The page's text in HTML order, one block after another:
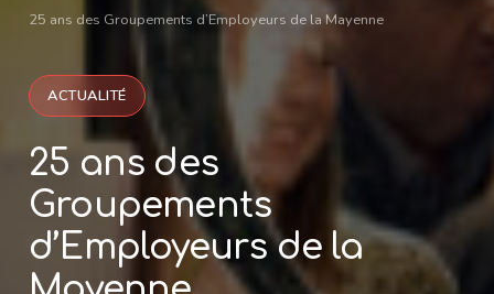
25 ans des Groupements d’Employeurs de la Mayenne
ACTUALITÉ
25 ans des
Groupements
d’Employeurs de la